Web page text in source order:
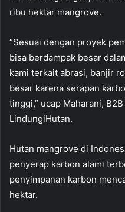
ribu hektar mangrove.
“Sesuai dengan proyek
bisa berdampak besar
kami terkait abrasi, banjir
besar karena serapan
tinggi,” ucap Maharani,
LindungiHutan.
Hutan mangrove di
penyerap karbon alami
penyimpanan karbon
hektar.